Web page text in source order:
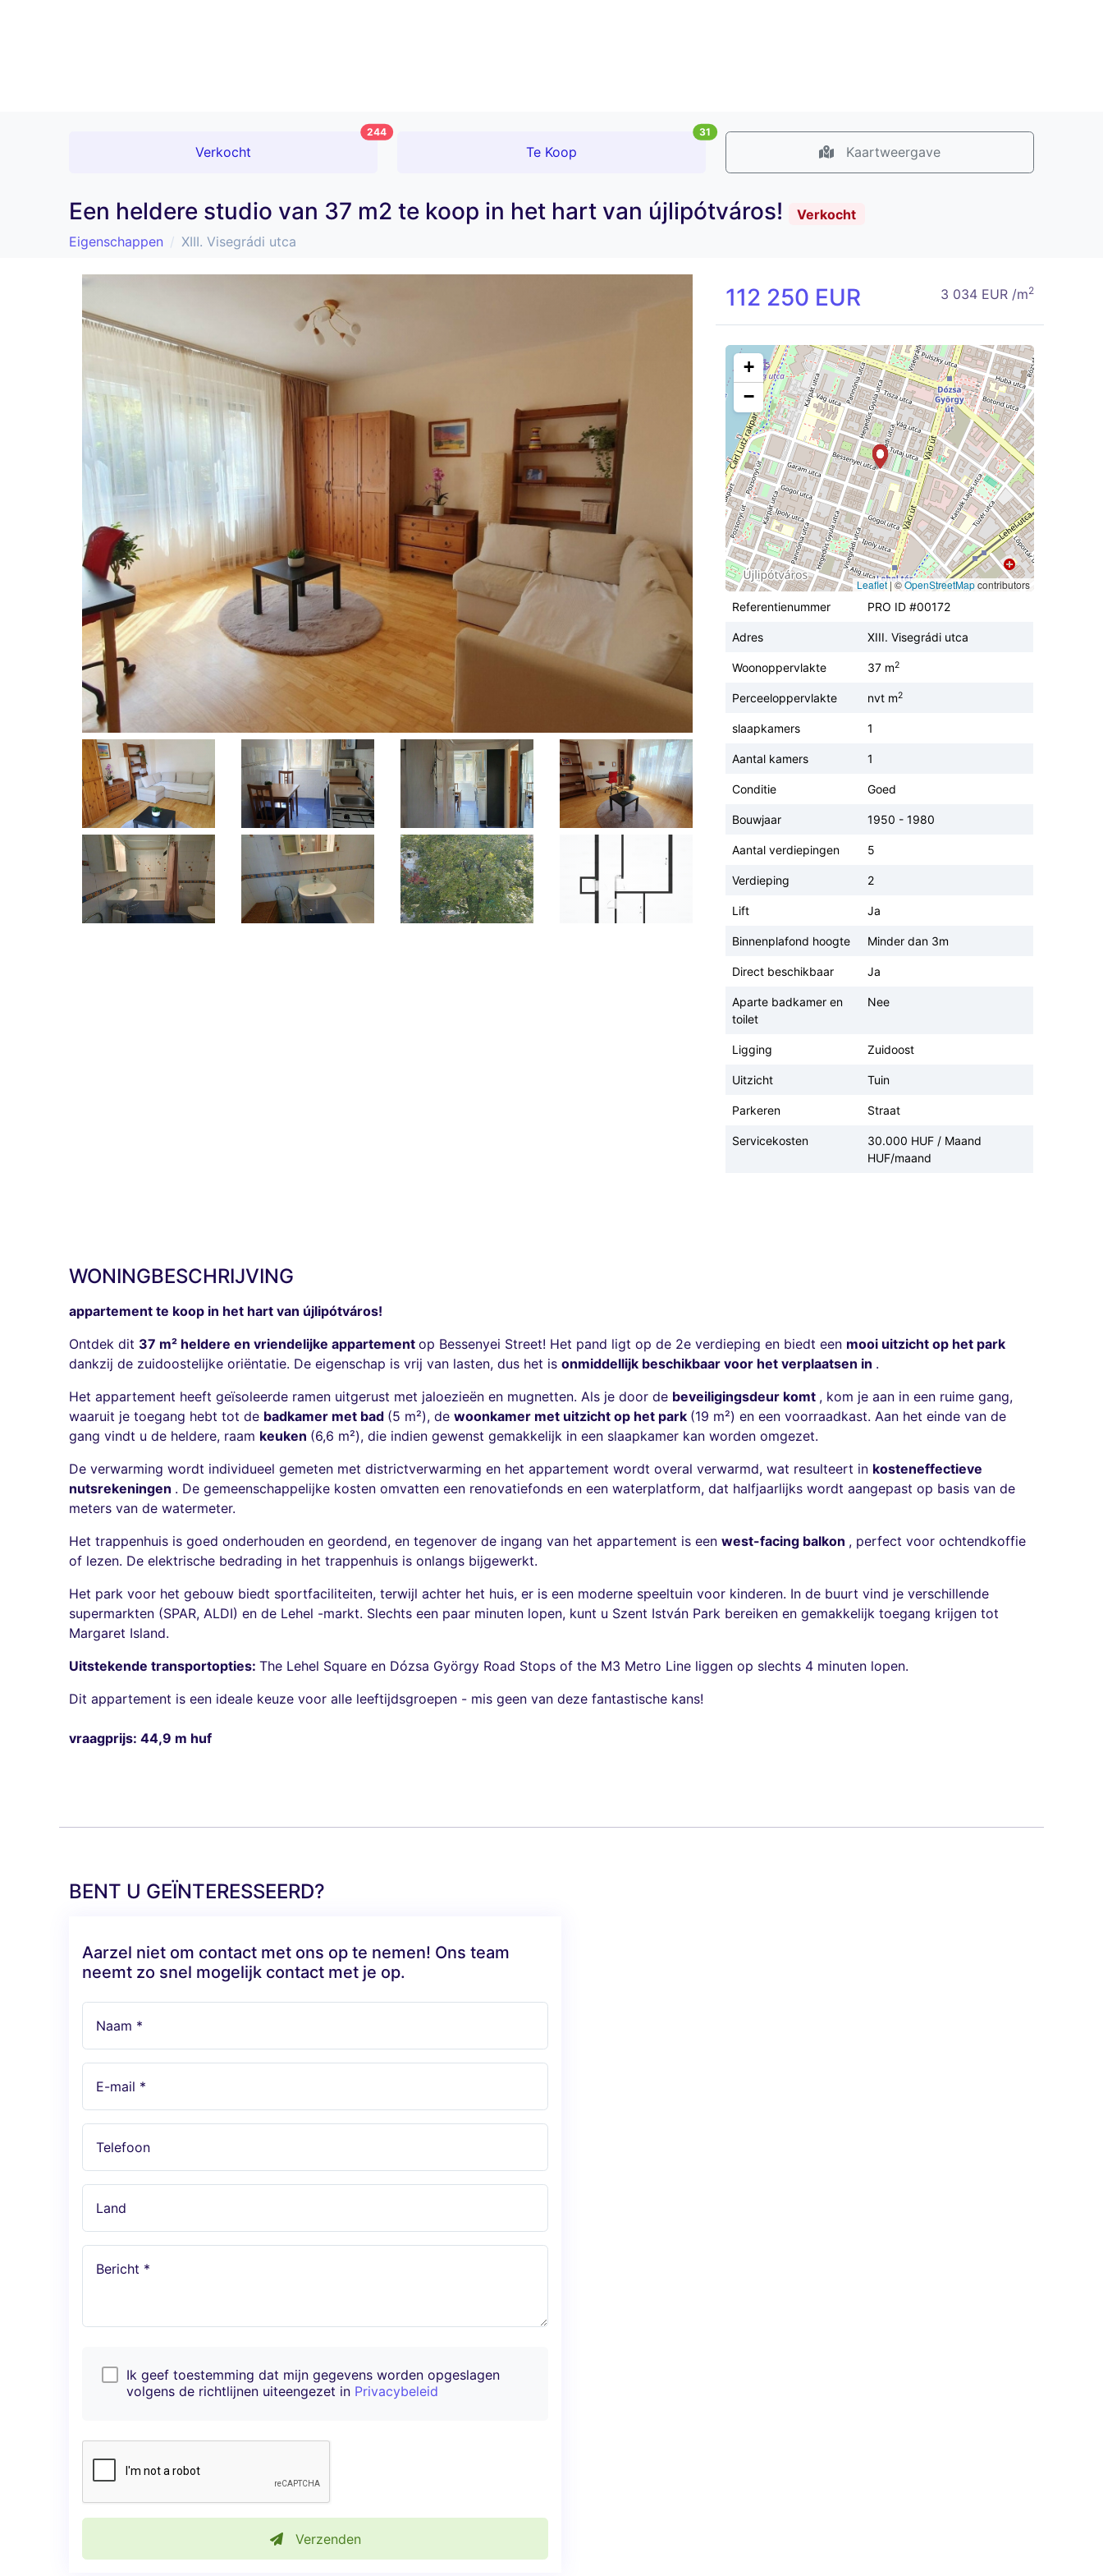
Verkocht
244
Te Koop
31
Kaartweergave
Een heldere studio van 37 m2 te koop in het hart van újlipótváros!
Verkocht
Eigenschappen
XIII. Visegrádi utca
112 250 EUR 3 034 EUR /m2
+
−
Leaflet|©OpenStreetMapcontributors
Referentienummer
PRO ID #00172
Adres XIII. Visegrádi utca
Woonoppervlakte 37 m2
Perceeloppervlakte nvt m2
slaapkamers 1
Aantal kamers 1
Conditie Goed
Bouwjaar 1950 - 1980
Aantal verdiepingen 5
Verdieping 2
Lift Ja
Binnenplafond hoogte Minder dan 3m
Direct beschikbaar Ja
Aparte badkamer en
toilet
Nee
Ligging Zuidoost
Uitzicht Tuin
Parkeren Straat
Servicekosten
30.000 HUF / Maand
HUF/maand
WONINGBESCHRIJVING
appartement te koop in het hart van újlipótváros!
Ontdek dit 37 m² heldere en vriendelijke appartement op Bessenyei Street! Het pand ligt op de 2e verdieping en biedt een mooi uitzicht op het park
dankzij de zuidoostelijke oriëntatie. De eigenschap is vrij van lasten, dus het is onmiddellijk beschikbaar voor het verplaatsen in .
Het appartement heeft geïsoleerde ramen uitgerust met jaloezieën en mugnetten. Als je door de beveiligingsdeur komt , kom je aan in een ruime gang,
waaruit je toegang hebt tot de badkamer met bad (5 m²), de woonkamer met uitzicht op het park (19 m²) en een voorraadkast. Aan het einde van de
gang vindt u de heldere, raam keuken (6,6 m²), die indien gewenst gemakkelijk in een slaapkamer kan worden omgezet.
De verwarming wordt individueel gemeten met districtverwarming en het appartement wordt overal verwarmd, wat resulteert in kosteneffectieve
nutsrekeningen . De gemeenschappelijke kosten omvatten een renovatiefonds en een waterplatform, dat halfjaarlijks wordt aangepast op basis van de
meters van de watermeter.
Het trappenhuis is goed onderhouden en geordend, en tegenover de ingang van het appartement is een west-facing balkon , perfect voor ochtendkoffie
of lezen. De elektrische bedrading in het trappenhuis is onlangs bijgewerkt.
Het park voor het gebouw biedt sportfaciliteiten, terwijl achter het huis, er is een moderne speeltuin voor kinderen. In de buurt vind je verschillende
supermarkten (SPAR, ALDI) en de Lehel -markt. Slechts een paar minuten lopen, kunt u Szent István Park bereiken en gemakkelijk toegang krijgen tot
Margaret Island.
Uitstekende transportopties: The Lehel Square en Dózsa György Road Stops of the M3 Metro Line liggen op slechts 4 minuten lopen.
Dit appartement is een ideale keuze voor alle leeftijdsgroepen - mis geen van deze fantastische kans!
vraagprijs: 44,9 m huf
BENT U GEÏNTERESSEERD?
Aarzel niet om contact met ons op te nemen! Ons team
neemt zo snel mogelijk contact met je op.
Naam *
E-mail *
Telefoon
Land
Bericht *
Ik geef toestemming dat mijn gegevens worden opgeslagen
volgens de richtlijnen uiteengezet in Privacybeleid
Verzenden